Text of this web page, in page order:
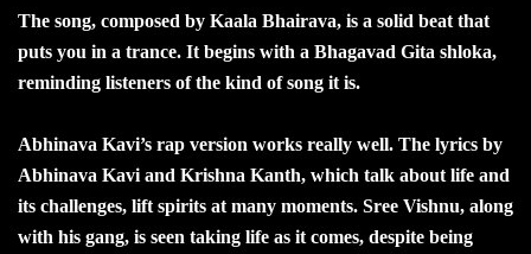
The song, composed by Kaala Bhairava, is a solid beat that
puts you in a trance. It begins with a Bhagavad Gita shloka,
reminding listeners of the kind of song it is.
Abhinava Kavi’s rap version works really well. The lyrics by
Abhinava Kavi and Krishna Kanth, which talk about life and
its challenges, lift spirits at many moments. Sree Vishnu, along
with his gang, is seen taking life as it comes, despite being